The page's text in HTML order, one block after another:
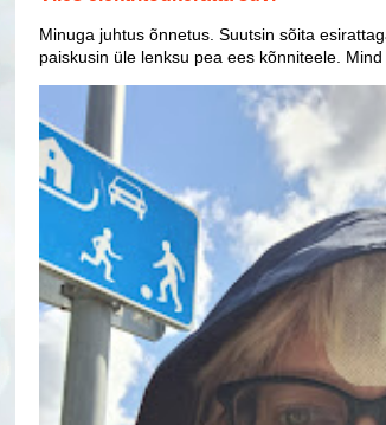
Minuga juhtus õnnetus. Suutsin sõita
paiskusin üle lenksu pea ees kõnniteele. Mind